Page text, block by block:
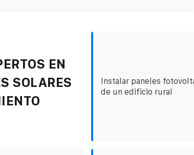
EN
SOLARES
Instalar paneles
de un edificio rural